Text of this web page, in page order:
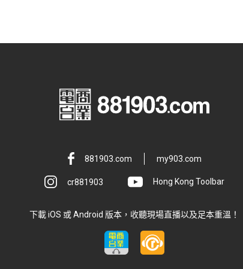
881903.com my903.com
cr881903 Hong Kong Toolbar
下載 iOS 或 Android 版本，收聽現場直播以及足本重溫！